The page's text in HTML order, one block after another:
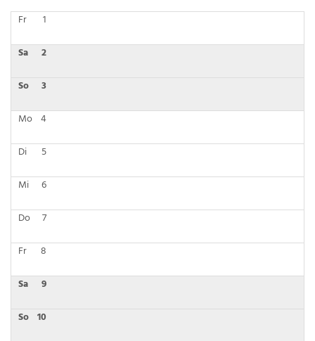
Fr 1
Sa 2
So 3
Mo 4
Di 5
Mi 6
Do 7
Fr 8
Sa 9
So 10